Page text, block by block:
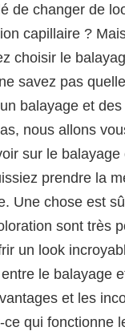
de changer de
capillaire ?
choisir le
savez pas
balayage et
nous allons
sur le
prendre la
Une chose est
sont très
un look
le balayage
et les
ce qui fonctionne